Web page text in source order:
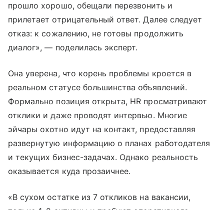
прошло хорошо, обещали перезвонить и
прилетает отрицательный ответ. Далее следует
отказ: к сожалению, не готовы продолжить
диалог», — поделилась эксперт.
Она уверена, что корень проблемы кроется в
реальном статусе большинства объявлений.
Формально позиция открыта, HR просматривают
отклики и даже проводят интервью. Многие
эйчары охотно идут на контакт, предоставляя
развернутую информацию о планах работодателя
и текущих бизнес-задачах. Однако реальность
оказывается куда прозаичнее.
«В сухом остатке из 7 откликов на вакансии,